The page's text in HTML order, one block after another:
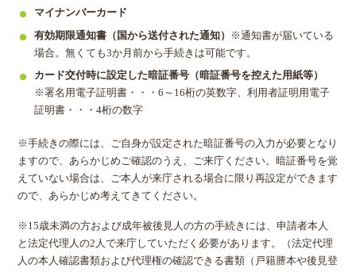
マイナンバーカード
有効期限通知書（国から送付された通知）
※通知書が届いている
場合。無くても3か月前から手続きは可能です。
カード交付時に設定した暗証番号（暗証番号を控えた用紙等）
※署名用電子証明書・・・6～16桁の英数字、利用者証明用電子
証明書・・・4桁の数字
※手続きの際には、ご自身が設定された暗証番号の入力が必要となり
ますので、あらかじめご確認のうえ、ご来庁ください。暗証番号を覚
えていない場合は、ご本人が来庁される場合に限り再設定ができます
ので、あらかじめ考えてきてください。
※15歳未満の方および成年被後見人の方の手続きには、申請者本人
と法定代理人の2人で来庁していただく必要があります。（法定代理
人の本人確認書類および代理権の確認できる書類（戸籍謄本や後見登